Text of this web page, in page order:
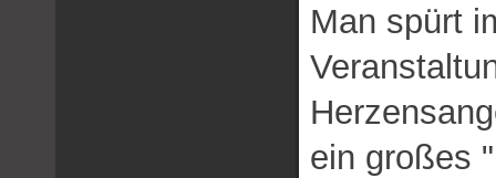
Man spürt
ein großes